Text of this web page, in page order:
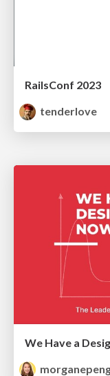
RailsConf 2023
tenderlove
We Have a